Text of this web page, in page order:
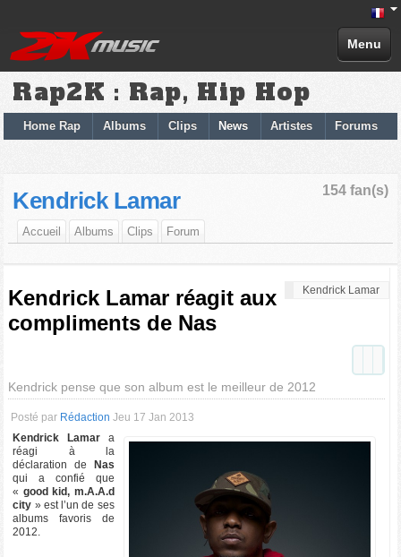
Menu
Rap2K : Rap, Hip Hop
Home Rap Albums Clips News Artistes Forums
154 fan(s)
Kendrick Lamar
Accueil Albums Clips Forum
Kendrick Lamar
Kendrick Lamar réagit aux
compliments de Nas
Kendrick pense que son album est le meilleur de 2012
Posté par Rédaction Jeu 17 Jan 2013
Kendrick Lamar a
réagi à la
déclaration de
Nas
qui a confié que
« good kid, m.A.A.d
city » est l’un de ses
albums favoris de
2012.